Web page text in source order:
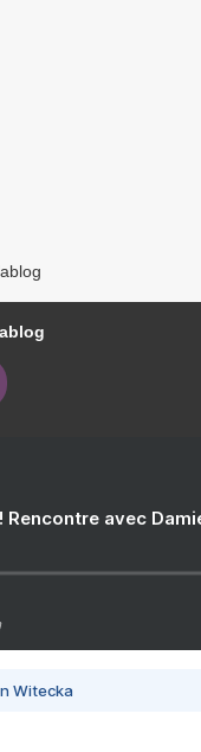
avec
Witecka